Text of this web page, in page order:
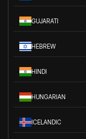
GUJARATI
HEBREW
HINDI
HUNGARIAN
ICELANDIC